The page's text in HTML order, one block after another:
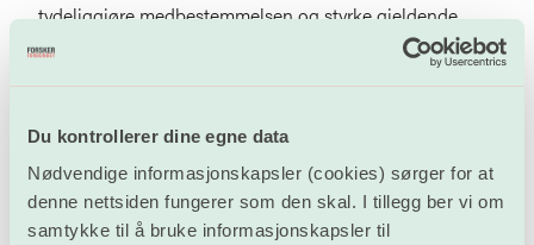
Du kontrollerer dine egne data
Nødvendige informasjonskapsler (cookies) sørger for at
denne nettsiden fungerer som den skal. I tillegg ber vi om
samtykke til å bruke informasjonskapsler til
tydeliggjøre medbestemmelsen og styrke gjeldende
praksis foreslår Forskerforbundet at følgende tillegg tas
inn som nytt andre punktum i §4-1 femte ledd for å
«Forslag til organisasjonsendring skal forhandles med
organisasjonenes tillitsvalgte i forkant av styremøtet og
protokoll fra forhandlingene vedlegges saken til styret.»